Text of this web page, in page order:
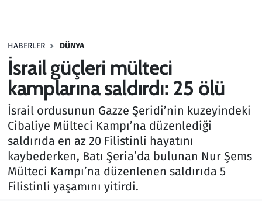
HABERLER DÜNYA
İsrail güçleri mülteci
kamplarına saldırdı: 25 ölü
İsrail ordusunun Gazze Şeridi’nin kuzeyindeki
Cibaliye Mülteci Kampı’na düzenlediği
saldırıda en az 20 Filistinli hayatını
kaybederken, Batı Şeria’da bulunan Nur Şems
Mülteci Kampı’na düzenlenen saldırıda 5
Filistinli yaşamını yitirdi.
Haber
Kültür Sanat
Kurumsal Haberler
Lezzet Durağı
Memur ve Kamu